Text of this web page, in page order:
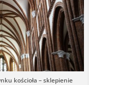
kościoła – sklepienie